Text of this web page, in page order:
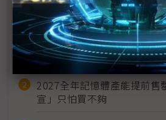
近７天熱門報導
MLCC訂單過熱、出貨比創
建熱潮將趨緩
2027全年記憶體產能提前
宣」只怕買不夠